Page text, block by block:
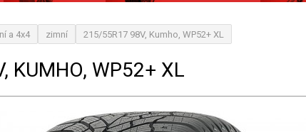
a 4x4 zimní 215/55R17 98V, Kumho, WP52+ XL
KUMHO, WP52+ XL